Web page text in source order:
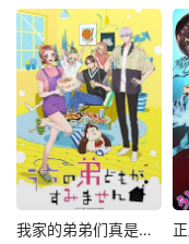
我家的弟弟们真是让您费心了